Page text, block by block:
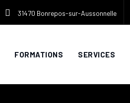
31470 Bonrepos-sur-Aussonnelle
FORMATIONS SERVICES